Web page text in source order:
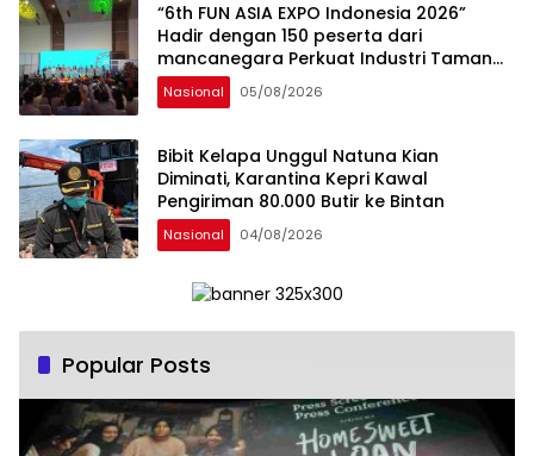
“6th FUN ASIA EXPO Indonesia 2026”
Hadir dengan 150 peserta dari
mancanegara Perkuat Industri Taman
Rekreasi dan Ekosistem Pariwisata di
Tanah Air
Nasional 05/08/2026
Bibit Kelapa Unggul Natuna Kian
Diminati, Karantina Kepri Kawal
Pengiriman 80.000 Butir ke Bintan
Nasional 04/08/2026
Popular Posts